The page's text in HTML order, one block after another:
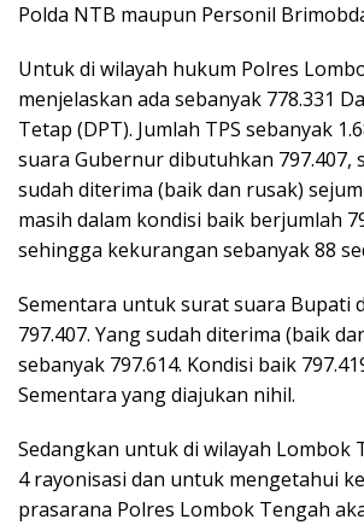
Polda NTB maupun Personil
Untuk di wilayah hukum Polres
menjelaskan ada sebanyak 778.331
Tetap (DPT). Jumlah TPS sebanyak
suara Gubernur dibutuhkan 797.407,
sudah diterima (baik dan rusak)
masih dalam kondisi baik berjumlah
sehingga kekurangan sebanyak 88
Sementara untuk surat suara Bupati
797.407. Yang sudah diterima (baik
sebanyak 797.614. Kondisi baik
Sementara yang diajukan nihil.
Sedangkan untuk di wilayah Lombok
4 rayonisasi dan untuk mengetahui
prasarana Polres Lombok Tengah